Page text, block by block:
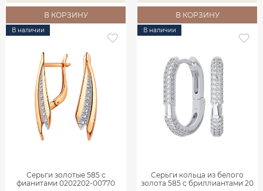
В КОРЗИНУ В КОРЗИНУ
В наличии
Серьги золотые 585 с
фианитами 0202202-00770
В наличии
Серьги кольца из белого
золота 585 с бриллиантами 20